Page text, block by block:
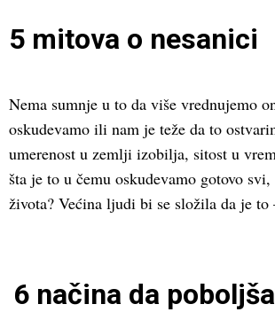
5 mitova o nesanici
Nema sumnje u to da više vrednujemo
oskudevamo ili nam je teže da to
umerenost u zemlji izobilja, sitost u
šta je to u čemu oskudevamo gotovo
života? Većina ljudi bi se složila da je to
6 načina da